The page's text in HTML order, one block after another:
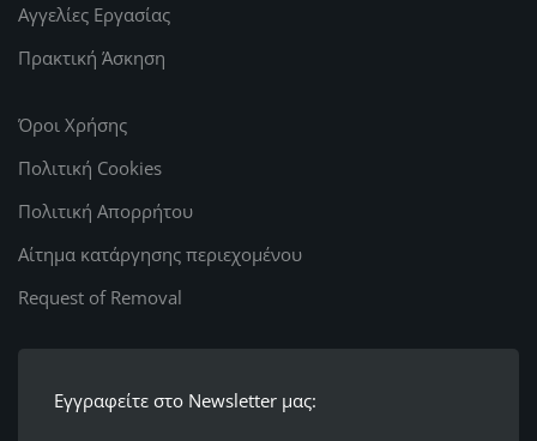
Αγγελίες Εργασίας
Πρακτική Άσκηση
Όροι Χρήσης
Πολιτική Cookies
Πολιτική Απορρήτου
Αίτημα κατάργησης περιεχομένου
Request of Removal
Εγγραφείτε στο Newsletter μας: